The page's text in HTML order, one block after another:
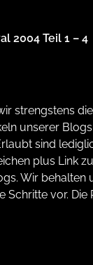
2004 Teil 1 – 4
strengstens
unserer
sind
plus Link
Wir behalten
Schritte vor. Die